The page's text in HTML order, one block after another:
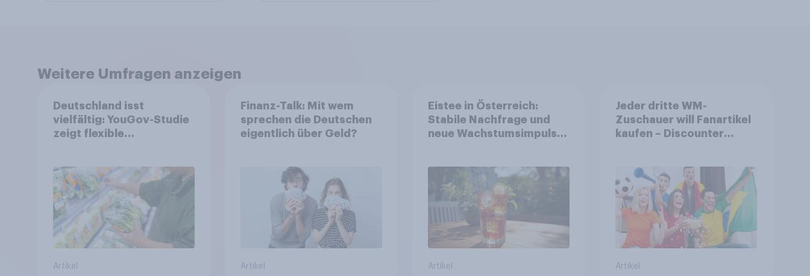
Weitere Umfragen anzeigen
Deutschland isst
vielfältig: YouGov-Studie
zeigt flexible
Artikel
Finanz-Talk: Mit wem
sprechen die Deutschen
eigentlich über Geld?
Artikel
Eistee in Österreich:
Stabile Nachfrage und
neue Wachstumsimpulse
Artikel
Jeder dritte WM-
Zuschauer will Fanartikel
kaufen – Discounter
Artikel